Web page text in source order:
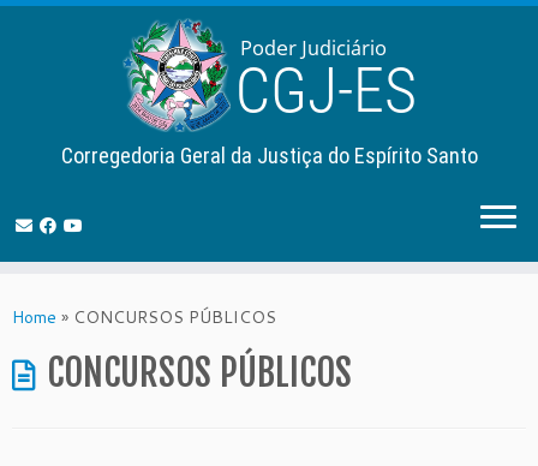
to
Corregedoria Geral da Justiça do Espírito Santo
Home » CONCURSOS PÚBLICOS
CONCURSOS PÚBLICOS